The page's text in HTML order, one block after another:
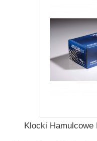
Klocki Hamulcowe